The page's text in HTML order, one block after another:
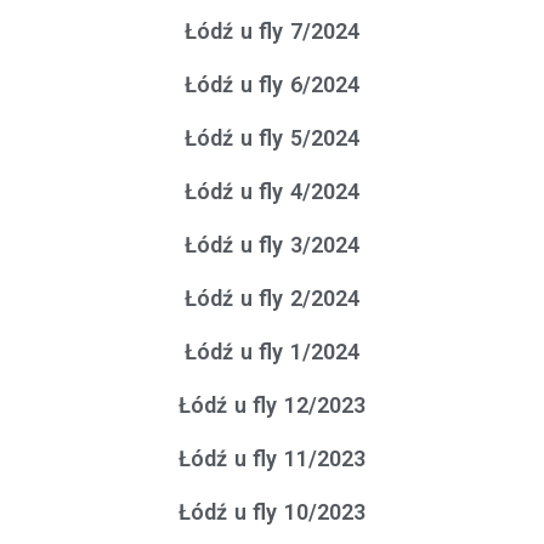
Łódź u fly 7/2024
Łódź u fly 6/2024
Łódź u fly 5/2024
Łódź u fly 4/2024
Łódź u fly 3/2024
Łódź u fly 2/2024
Łódź u fly 1/2024
Łódź u fly 12/2023
Łódź u fly 11/2023
Łódź u fly 10/2023